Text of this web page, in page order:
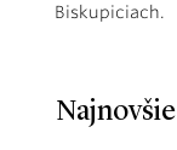
Biskupiciach.